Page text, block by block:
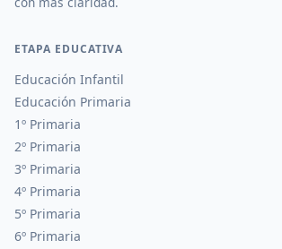
ETAPA EDUCATIVA
Educación Infantil
Educación Primaria
1º Primaria
2º Primaria
3º Primaria
4º Primaria
5º Primaria
6º Primaria